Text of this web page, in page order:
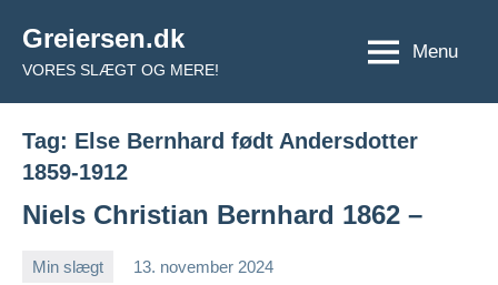
indhold
Greiersen.dk
VORES SLÆGT OG MERE!
Menu
Tag: Else Bernhard født Andersdotter
1859-1912
Niels Christian Bernhard 1862 –
Min slægt 13. november 2024